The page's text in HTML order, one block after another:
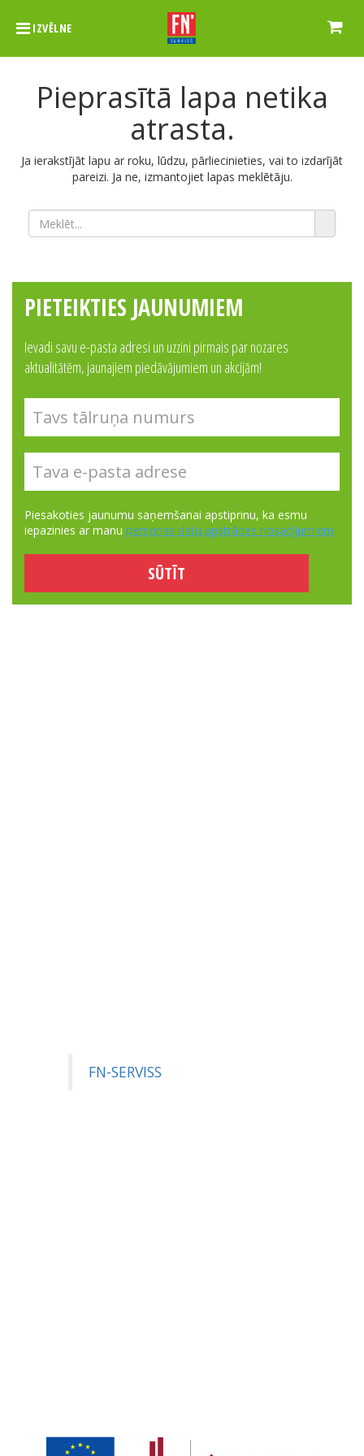
IZVĒLNE
Pieprasītā lapa netika
atrasta.
Ja ierakstījāt lapu ar roku, lūdzu, pārliecinieties, vai to izdarījāt
pareizi. Ja ne, izmantojiet lapas meklētāju.
PIETEIKTIES JAUNUMIEM
Ievadi savu e-pasta adresi un uzzini pirmais par nozares
aktualitātēm, jaunajiem piedāvājumiem un akcijām!
Piesakoties jaunumu saņemšanai apstiprinu, ka esmu
iepazinies ar manu personas datu apstrādes nosacījumiem
FN-SERVISS